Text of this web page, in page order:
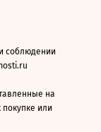
соблюдении
на
или